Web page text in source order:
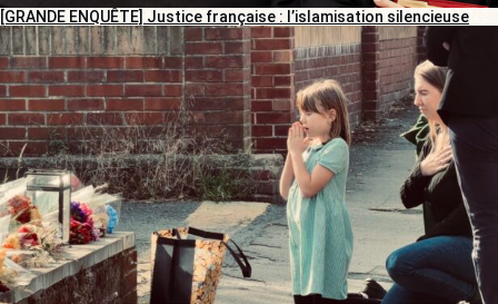
[GRANDE ENQUÊTE] Justice française : l’islamisation silencieuse